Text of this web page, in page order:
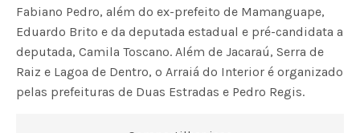
Fabiano Pedro, além do ex-prefeito de Mamanguape,
Eduardo Brito e da deputada estadual e pré-candidata a
deputada, Camila Toscano. Além de Jacaraú, Serra de
Raiz e Lagoa de Dentro, o Arraiá do Interior é organizado
pelas prefeituras de Duas Estradas e Pedro Regis.